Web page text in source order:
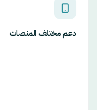
دعم مختلف المنصات